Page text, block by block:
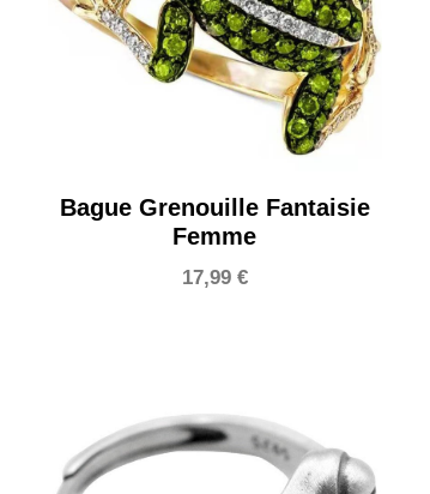
Bague Grenouille Fantaisie
Femme
17,99 €